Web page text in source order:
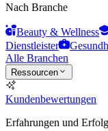
Nach Branche
Beauty & Wellness
Dienstleister
Alle Branchen
Ressourcen
Kundenbewertungen
Erfahrungen und